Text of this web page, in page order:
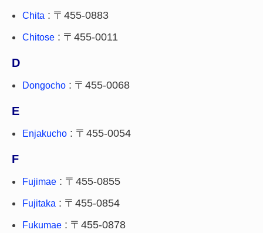
Chita : 〒455-0883
Chitose : 〒455-0011
D
Dongocho : 〒455-0068
E
Enjakucho : 〒455-0054
F
Fujimae : 〒455-0855
Fujitaka : 〒455-0854
Fukumae : 〒455-0878